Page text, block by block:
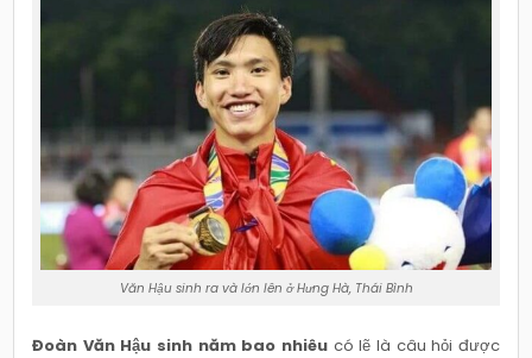
Văn Hậu sinh ra và lớn lên ở Hưng Hà, Thái Bình
Đoàn Văn Hậu sinh năm bao nhiêu có lẽ là câu hỏi được